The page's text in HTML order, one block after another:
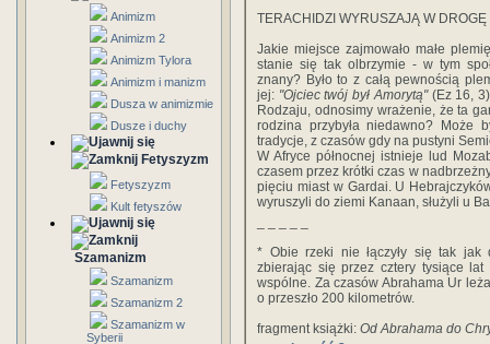
Animizm
Animizm 2
Animizm Tylora
Animizm i manizm
Dusza w animizmie
Dusze i duchy
Fetyszyzm
Fetyszyzm
Kult fetyszów
Szamanizm
Szamanizm
Szamanizm 2
Szamanizm w
Syberii
TERACHIDZI WYRUSZAJĄ W DROGĘ
Jakie miejsce zajmowało małe
stanie się tak olbrzymie - w tym
znany? Było to z całą pewnością
jej: "Ojciec twój był Amorytą"(Ez 16,
Rodzaju, odnosimy wrażenie, że ta
rodzina przybyła niedawno? Może
tradycje, z czasów gdy na pustyni
W Afryce północnej istnieje lud
czasem przez krótki czas w
pięciu miast w Gardai. U
wyruszyli do ziemi Kanaan, służyli u
* Obie rzeki nie łączyły się tak jak
zbierając się przez cztery tysiące lat
wspólne. Za czasów Abrahama Ur
o przeszło 200 kilometrów.
fragment książki: Od Abrahama do